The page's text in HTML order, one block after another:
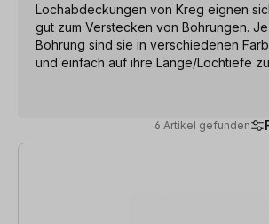
Lochabdeckungen von Kreg eignen
gut zum Verstecken von Bohrungen.
Bohrung sind sie in verschiedenen
und einfach auf ihre Länge/Lochtiefe
6 Artikel gefunden
6 Artikel gefunden